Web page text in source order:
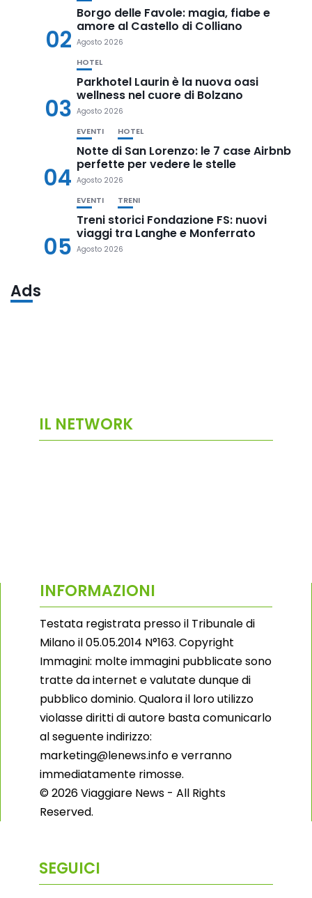
02
Borgo delle Favole: magia, fiabe e
amore al Castello di Colliano
Agosto 2026
03
HOTEL
Parkhotel Laurin è la nuova oasi
wellness nel cuore di Bolzano
Agosto 2026
04
EVENTI HOTEL
Notte di San Lorenzo: le 7 case Airbnb
perfette per vedere le stelle
Agosto 2026
05
EVENTI TRENI
Treni storici Fondazione FS: nuovi
viaggi tra Langhe e Monferrato
Agosto 2026
Ads
IL NETWORK
INFORMAZIONI
Testata registrata presso il Tribunale di
Milano il 05.05.2014 N°163. Copyright
Immagini: molte immagini pubblicate sono
tratte da internet e valutate dunque di
pubblico dominio. Qualora il loro utilizzo
violasse diritti di autore basta comunicarlo
al seguente indirizzo:
marketing@lenews.info e verranno
immediatamente rimosse.
© 2026 Viaggiare News - All Rights
Reserved.
SEGUICI